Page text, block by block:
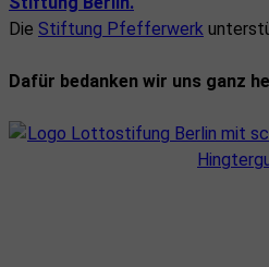
Die Stiftung Pfefferwerk
Dafür bedanken wir uns ganz